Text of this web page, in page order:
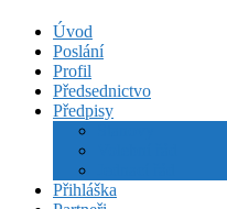
Úvod
Poslání
Profil
Předsednictvo
Předpisy
Přihláška